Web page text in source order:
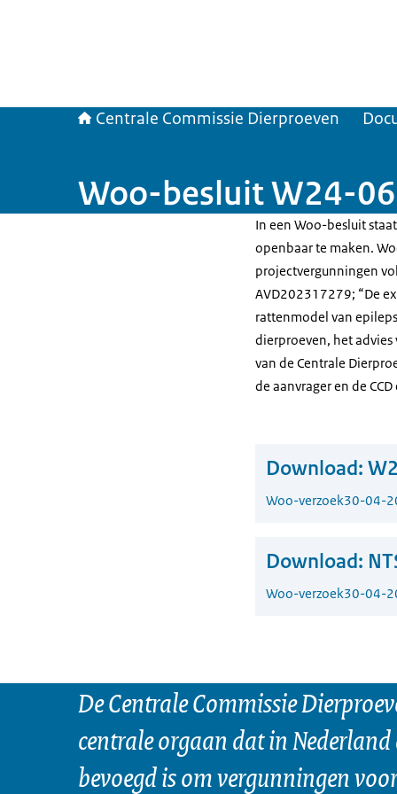
Centrale Commissie Dierproeven
Woo-besluit W24-06
In een Woo-besluit
openbaar te maken.
projectvergunningen
AVD202317279; “De
rattenmodel van
dierproeven, het advies
van de Centrale
de aanvrager en de CCD
Download:
Woo-verzoek30-04-
Download:
Woo-verzoek30-04-
De Centrale Commissie
centrale orgaan dat in Nederland
bevoegd is om vergunningen